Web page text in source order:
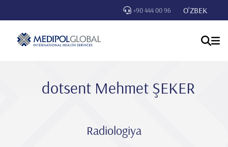
+90 444 00 96 O'ZBEK
dotsent Mehmet ŞEKER
Radiologiya